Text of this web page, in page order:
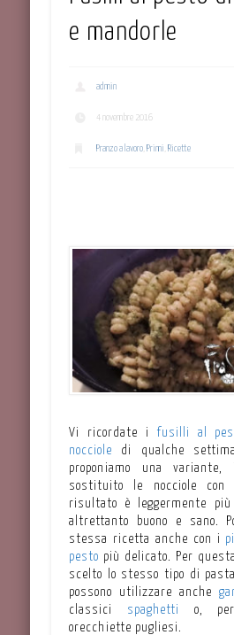
e mandorle
admin
4 novembre 2016
Pranzo a lavoro ,Primi ,Ricette
Vi ricordate i fusilli al
nocciole di qualche
proponiamo una
sostituito le nocciole con
risultato è leggermente più
altrettanto buono e sano.
stessa ricetta anche con i
pesto più delicato. Per
scelto lo stesso tipo di
possono utilizzare anche
classici spaghetti o,
orecchiette pugliesi.